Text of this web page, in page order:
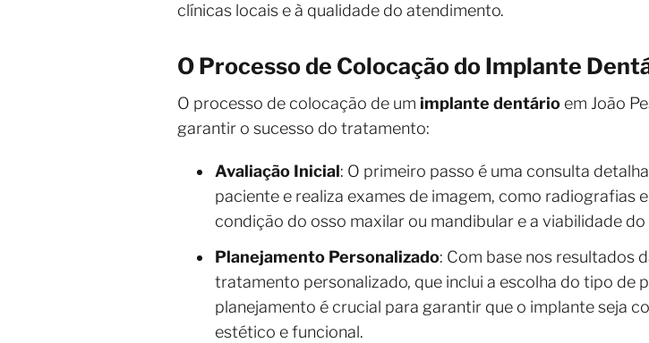
clínicas locais e à qualidade do atendimento.
O Processo de Colocação do Implante
O processo de colocação de um implante dentário em João
garantir o sucesso do tratamento:
Avaliação Inicial: O primeiro passo é uma consulta
paciente e realiza exames de imagem, como radiografias
condição do osso maxilar ou mandibular e a viabilidade
Planejamento Personalizado: Com base nos resultados
tratamento personalizado, que inclui a escolha do tipo de
planejamento é crucial para garantir que o implante seja
estético e funcional.